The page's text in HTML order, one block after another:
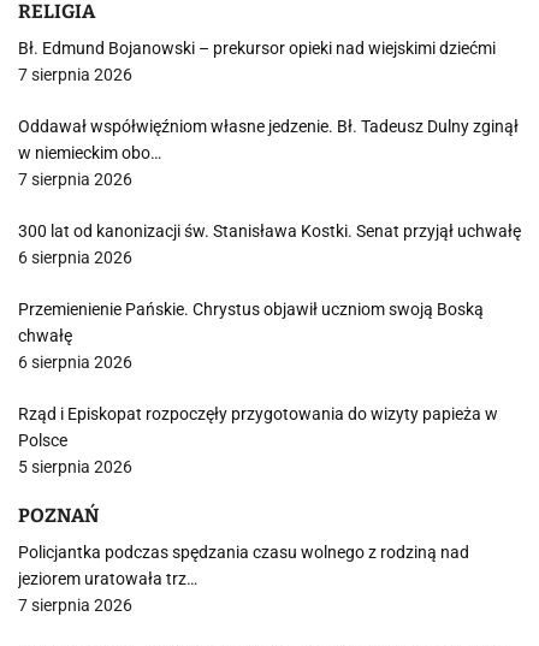
RELIGIA
Bł. Edmund Bojanowski – prekursor opieki nad wiejskimi dziećmi
7 sierpnia 2026
Oddawał współwięźniom własne jedzenie. Bł. Tadeusz Dulny zginął
w niemieckim obo…
7 sierpnia 2026
300 lat od kanonizacji św. Stanisława Kostki. Senat przyjął uchwałę
6 sierpnia 2026
Przemienienie Pańskie. Chrystus objawił uczniom swoją Boską
chwałę
6 sierpnia 2026
Rząd i Episkopat rozpoczęły przygotowania do wizyty papieża w
Polsce
5 sierpnia 2026
POZNAŃ
Policjantka podczas spędzania czasu wolnego z rodziną nad
jeziorem uratowała trz…
7 sierpnia 2026